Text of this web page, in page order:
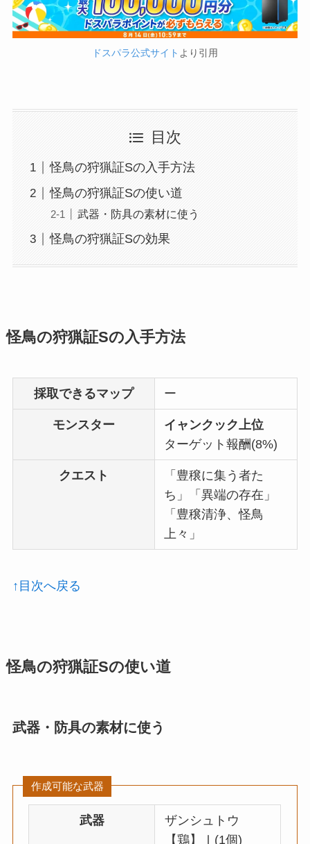
ドスパラ公式サイト より引用
目次
怪鳥の狩猟証Sの入手方法
怪鳥の狩猟証Sの使い道
武器・防具の素材に使う
怪鳥の狩猟証Sの効果
怪鳥の狩猟証Sの入手方法
採取できるマップ ー
モンスター
イャンクック上位
ターゲット報酬(8%)
クエスト
「豊穣に集う者た
ち」「異端の存在」
「豊穣清浄、怪鳥
上々」
↑目次へ戻る
怪鳥の狩猟証Sの使い道
武器・防具の素材に使う
作成可能な武器
武器
ザンシュトウ
【鶏】Ⅰ(1個)